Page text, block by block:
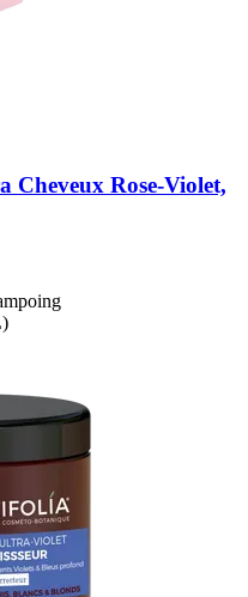
Cheveux Rose-​Violet,